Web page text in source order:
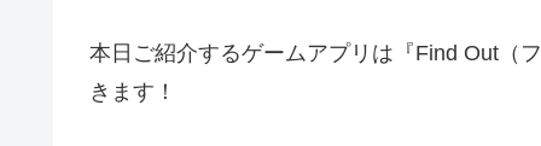
本日ご紹介するゲームアプリは『Find Out（
きます！